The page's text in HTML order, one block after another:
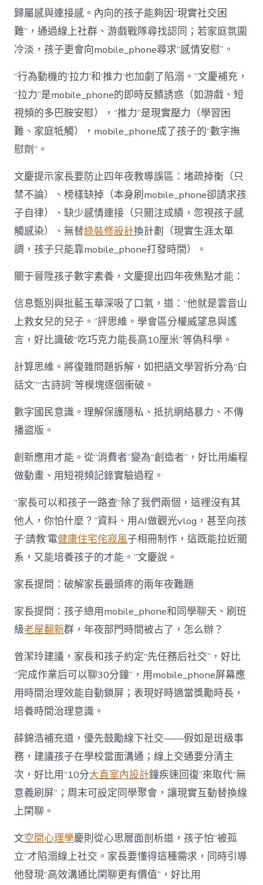
歸屬感與連接感。內向的孩子能夠因“現實社交困
難”，通過線上社群、游戲戰隊尋找認同；若家庭氛圍
冷淡，孩子更會向mobile_phone尋求“感情安慰”。
“行為動機的‘拉力’和‘推力’也加劇了陷溺。”文慶補充，
“拉力”是mobile_phone的即時反饋誘惑（如游戲、短
視頻的多巴胺安慰），“推力”是現實壓力（學習困
難、家庭牴觸），mobile_phone成了孩子的“數字撫
慰劑”。
文慶提示家長要防止四年夜教導誤區：堵疏掉衡（只
禁不論）、榜樣缺掉（本身刷mobile_phone卻請求孩
子自律）、缺少感情連接（只關注成績，忽視孩子感
觸感染）、無替綠裝修設計換計劃（現實生涯太單
調，孩子只能靠mobile_phone打發時間）。
關于晉陞孩子數字素養，文慶提出四年夜焦點才能：
信息甄別與批藍玉華深吸了口氣，道：“他就是雲音山
上救女兒的兒子。”評思維。學會區分權威望息與謠
言，好比識破“吃巧克力能長高10厘米”等偽科學。
計算思維。將復雜問題拆解，如把語文學習拆分為“白
話文”“古詩詞”等模塊逐個衝破。
數字國民意識。理解保護隱私、抵抗網絡暴力、不傳
播盜版。
創新應用才能。從“消費者”變為“創造者”，好比用編程
做動畫、用短視頻記錄實驗過程。
“家長可以和孩子一路查“除了我們兩個，這裡沒有其
他人，你怕什麼？”資料、用AI做觀光vlog，甚至向孩
子‘請教’電健康住宅侘寂風子相冊制作，這既能拉近關
系，又能培養孩子的才能。”文慶說。
家長提問：破解家長最頭疼的兩年夜難題
家長提問：孩子總用mobile_phone和同學聊天、刷班
級老屋翻新群，年夜部門時間被占了，怎么辦？
曾潔玲建議，家長和孩子約定“先任務后社交”，好比
“完成作業后可以聊30分鐘”，用mobile_phone屏幕應
用時間治理效能自動鎖屏；表現好時適當獎勵時長，
培養時間治理意識。
薛錦浩補充道，優先鼓勵線下社交——假如是班級事
務，建議孩子在學校當面溝通；線上交通要分清主
次，好比用“10分大直室內設計鐘疾速回復”來取代“無
意義刷屏”；周末可設定同學聚會，讓現實互動替換線
上閑聊。
文空間心理學慶則從心思層面剖析道，孩子怕“被孤
立”才陷溺線上社交。家長要懂得這種需求，同時引導
他發現“高效溝通比閑聊更有價值”，好比用